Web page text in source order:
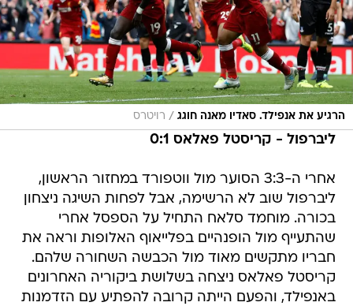
הרגיע את אנפילד. סאדיו מאנה חוגג / רויטרס
ליברפול - קריסטל פאלאס 0:1
אחרי ה-3:3 הסוער מול ווטפורד במחזור הראשון,
ליברפול שוב לא הרשימה, אבל לפחות השיגה ניצחון
בכורה. מוחמד סלאח התחיל על הספסל אחרי
שהתעייף מול הופנהיים בפלייאוף האלופות וראה את
חבריו מתקשים מאוד מול הכבשה השחורה שלהם.
קריסטל פאלאס ניצחה בשלושת ביקוריה האחרונים
באנפילד, והפעם הייתה קרובה להפתיע עם הזדמנות